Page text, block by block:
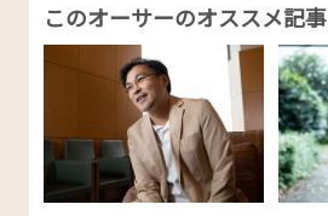
このオーサーのオススメ記事